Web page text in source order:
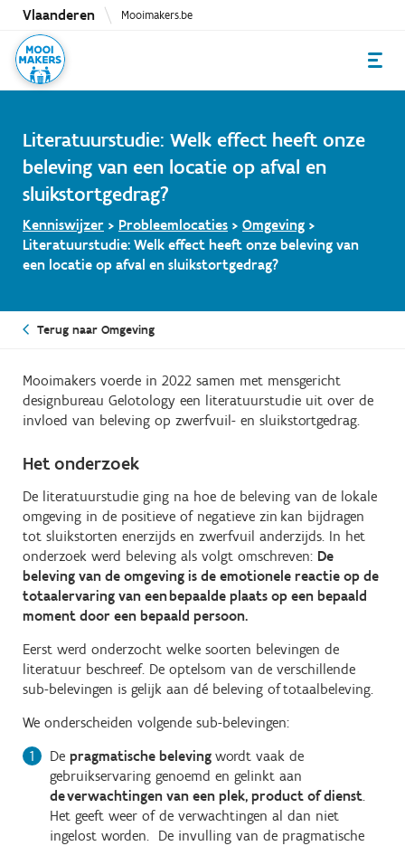
Overslaan
naar
inhoud
Vlaanderen Mooimakers.be
Literatuurstudie: Welk effect heeft onze
beleving van een locatie op afval en
sluikstortgedrag?
Kenniswijzer > Probleemlocaties > Omgeving >
Literatuurstudie: Welk effect heeft onze beleving van
een locatie op afval en sluikstortgedrag?
Terug naar Omgeving
Mooimakers voerde in 2022 samen met mensgericht
designbureau Gelotology een literatuurstudie uit over de
invloed van beleving op zwerfvuil- en sluikstortgedrag.
Het onderzoek
De literatuurstudie ging na hoe de beleving van de lokale
omgeving in de positieve of negatieve zin kan bijdragen
tot sluikstorten enerzijds en zwerfvuil anderzijds. In het
onderzoek werd beleving als volgt omschreven: De
beleving van de omgeving is de emotionele reactie op de
totaalervaring van een bepaalde plaats op een bepaald
moment door een bepaald persoon.
Eerst werd onderzocht welke soorten belevingen de
literatuur beschreef. De optelsom van de verschillende
sub-belevingen is gelijk aan dé beleving of totaalbeleving.
We onderscheiden volgende sub-belevingen:
De pragmatische beleving wordt vaak de
gebruikservaring genoemd en gelinkt aan
de verwachtingen van een plek, product of dienst.
Het geeft weer of de verwachtingen al dan niet
ingelost worden. De invulling van de pragmatische